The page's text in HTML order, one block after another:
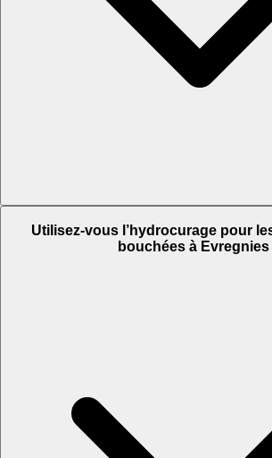
Utilisez-vous l’hydrocurage pour
bouchées à Evregnies